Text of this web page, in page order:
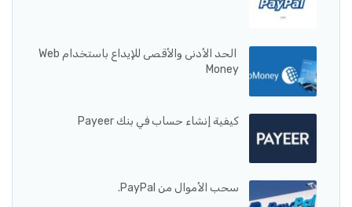
الحد الأدنى والأقصى للإيداع باستخدام Web
Money
كيفية إنشاء حساب في بنك Payeer
سحب الأموال من PayPal.